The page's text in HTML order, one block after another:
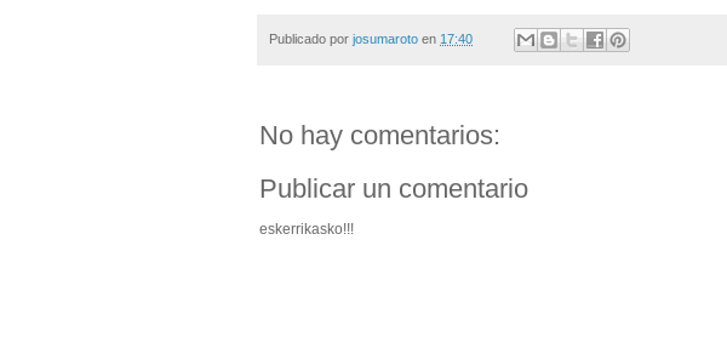
Publicado por josumaroto en 17:40
No hay comentarios:
Publicar un comentario
eskerrikasko!!!